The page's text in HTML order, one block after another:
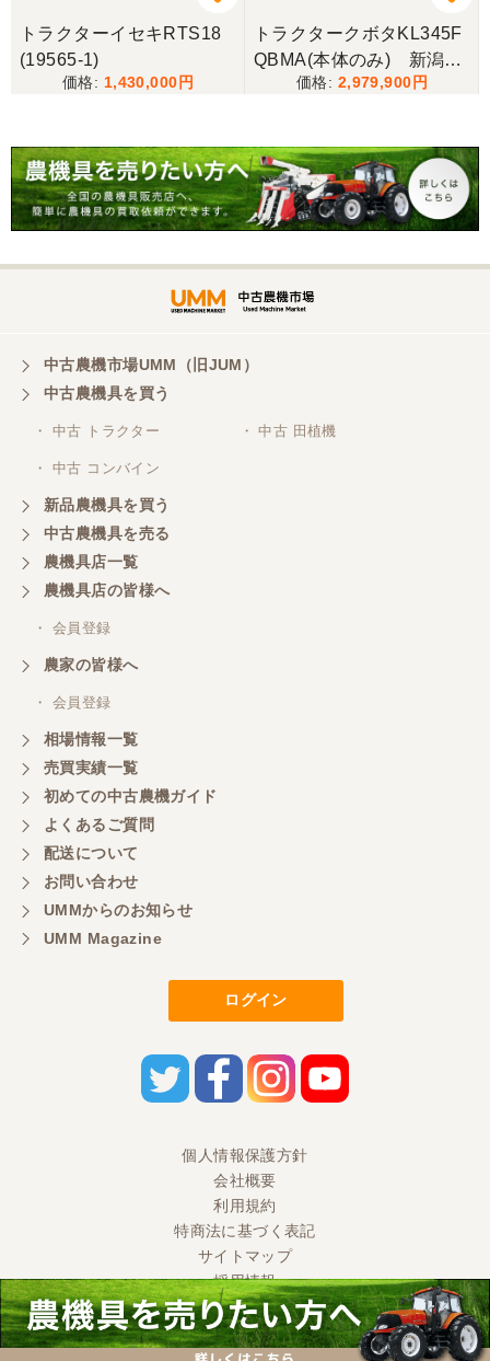
トラクターイセキRTS18
(19565-1)
1,430,000
トラクタークボタKL345F
QBMA(本体のみ) 新潟●
2,979,900
中古農機市場UMM（旧JUM）
中古農機具を買う
・ 中古 トラクター ・ 中古 田植機
・ 中古 コンバイン
新品農機具を買う
中古農機具を売る
農機具店一覧
農機具店の皆様へ
・ 会員登録
農家の皆様へ
・ 会員登録
相場情報一覧
売買実績一覧
初めての中古農機ガイド
よくあるご質問
配送について
お問い合わせ
UMMからのお知らせ
UMM Magazine
ログイン
個人情報保護方針
会社概要
利用規約
特商法に基づく表記
サイトマップ
採用情報
Ⓒ 2020 UMM CO., LTD. All Rights Reserved.